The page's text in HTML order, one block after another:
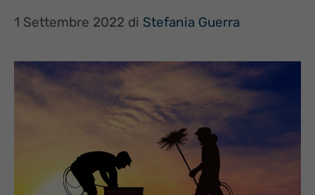
1 Settembre 2022 di Stefania Guerra